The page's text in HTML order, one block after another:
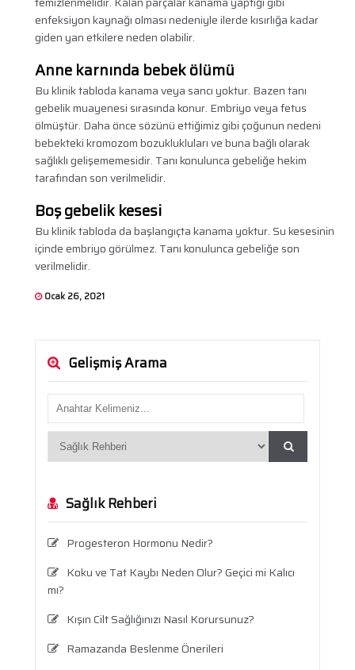
enfeksiyon kaynağı olması nedeniyle ilerde kısırlığa kadar
giden yan etkilere neden olabilir.
Anne karnında bebek ölümü
Bu klinik tabloda kanama veya sancı yoktur. Bazen tanı
gebelik muayenesi sırasında konur. Embriyo veya fetus
ölmüştür. Daha önce sözünü ettiğimiz gibi çoğunun nedeni
bebekteki kromozom bozuklukluları ve buna bağlı olarak
sağlıklı gelişememesidir. Tanı konulunca gebeliğe hekim
tarafından son verilmelidir.
Boş gebelik kesesi
Bu klinik tabloda da başlangıçta kanama yoktur. Su kesesinin
içinde embriyo görülmez. Tanı konulunca gebeliğe son
verilmelidir.
Ocak 26, 2021
Gelişmiş Arama
Sağlık Rehberi
Progesteron Hormonu Nedir?
Koku ve Tat Kaybı Neden Olur? Geçici mi Kalıcı
mı?
Kışın Cilt Sağlığınızı Nasıl Korursunuz?
Ramazanda Beslenme Önerileri